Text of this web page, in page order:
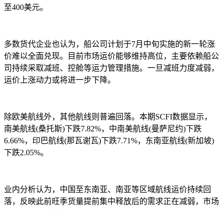
至400美元。
多数货代企业也认为，船公司计划于7月中旬实施的新一轮涨
价难以全面兑现。目前市场运价能够维持高位，主要依赖船公
司持续采取减班、控舱等运力管理措施。一旦减班力度减弱，
运价上涨动力或将进一步下降。
除欧美航线外，其他航线则普遍回落。本期SCFI数据显示，
南美航线(桑托斯)下跌7.82%，中南美航线(曼萨尼约)下跌
6.66%，印巴航线(那瓦谢瓦)下跌7.71%，东南亚航线(新加坡)
下跌2.05%。
业内分析认为，中国至东南亚、南亚等区域航线运价持续回
落，反映此前旺季货量提前集中释放后的需求正在减弱，市场